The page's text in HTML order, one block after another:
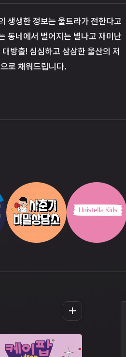
생생한 정보는 울트라가 전한다고
동네에서 벌어지는 별나고 재미난
방출! 심심하고 삼삼한 울산의 저
로 채워드립니다.
더
보
기